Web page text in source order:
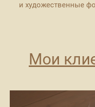
и художественные
Мои